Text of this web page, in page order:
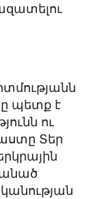
պետք է
ու
Տեր